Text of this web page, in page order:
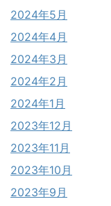
2024年5月
2024年4月
2024年3月
2024年2月
2024年1月
2023年12月
2023年11月
2023年10月
2023年9月